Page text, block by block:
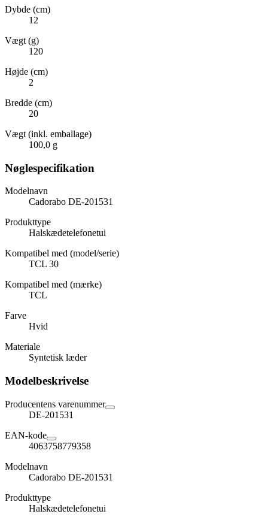
Dybde (cm)
12
Vægt (g)
120
Højde (cm)
2
Bredde (cm)
20
Vægt (inkl. emballage)
100,0 g
Nøglespecifikation
Modelnavn
Cadorabo DE-201531
Produkttype
Halskædetelefonetui
Kompatibel med (model/serie)
TCL 30
Kompatibel med (mærke)
TCL
Farve
Hvid
Materiale
Syntetisk læder
Modelbeskrivelse
Producentens varenummer
DE-201531
EAN-kode
4063758779358
Modelnavn
Cadorabo DE-201531
Produkttype
Halskædetelefonetui